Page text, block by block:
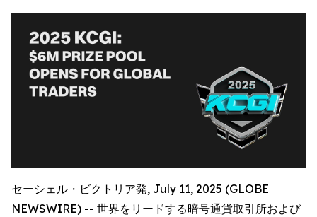
セーシェル・ビクトリア発, July 11, 2025 (GLOBE
NEWSWIRE) -- 世界をリードする暗号通貨取引所および